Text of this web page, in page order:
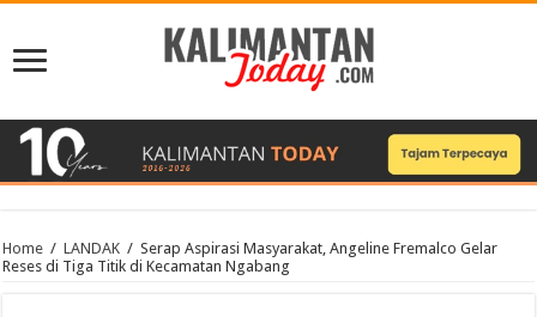
Home / LANDAK / Serap Aspirasi Masyarakat, Angeline Fremalco Gelar
Reses di Tiga Titik di Kecamatan Ngabang